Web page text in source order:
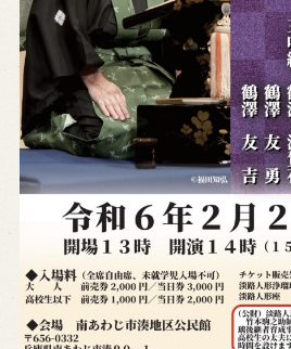
お問い合わせ
よくあるご質問
メール
お電話でお問い合わせ
予約
WEB予約
メールフォ
お電話で予約